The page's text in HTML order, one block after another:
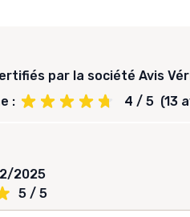
par la société Avis
:
4 / 5 (13
2025
5 / 5